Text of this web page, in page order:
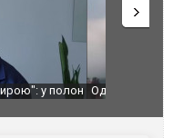
з градом та
Вже